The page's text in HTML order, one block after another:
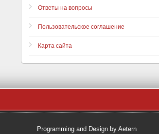
Ответы на вопросы
Пользовательское соглашение
Карта сайта
Programming and Design by Aetern